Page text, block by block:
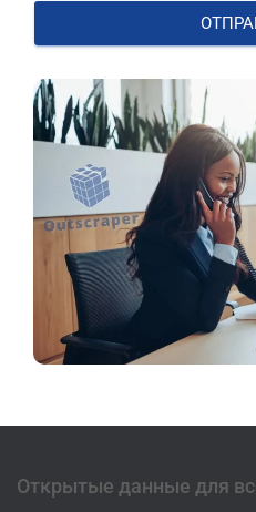
Открытые данные для